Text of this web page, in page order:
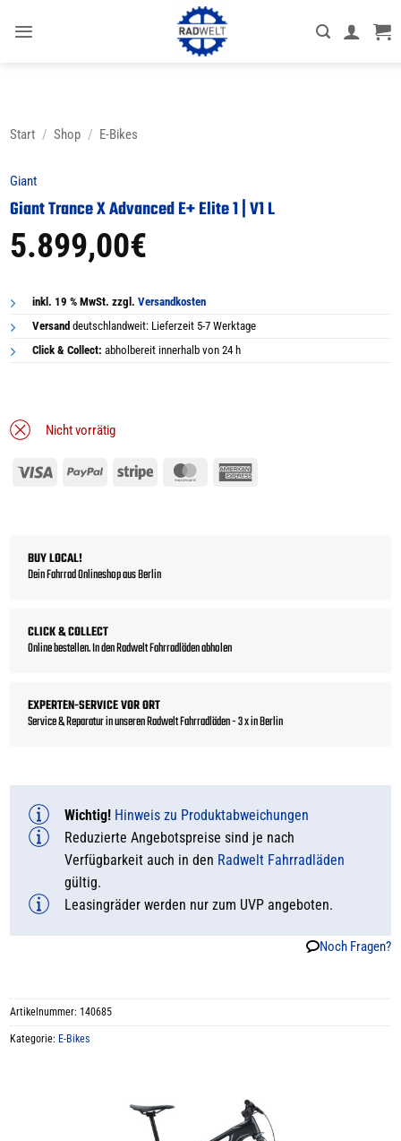
Inhalt
Start / Shop / E-Bikes
Giant
Giant Trance X Advanced E+ Elite 1 | V1 L
5.899,00€
inkl. 19 % MwSt. zzgl.Versandkosten
Versand deutschlandweit: Lieferzeit 5-7 Werktage
Click & Collect: abholbereit innerhalb von 24 h
Nicht vorrätig
Visa PayPal Stripe MasterCard
BUY LOCAL!
Dein Fahrrad Onlineshop aus Berlin
CLICK & COLLECT
Online bestellen. In den Radwelt Fahrradläden abholen
EXPERTEN-SERVICE VOR ORT
Service & Reparatur in unseren Radwelt Fahrradläden - 3 x in Berlin
Wichtig! Hinweis zu Produktabweichungen
Reduzierte Angebotspreise sind je nach
Verfügbarkeit auch in den Radwelt Fahrradläden
gültig.
Leasingräder werden nur zum UVP angeboten.
Noch Fragen?
Artikelnummer: 140685
Kategorie: E-Bikes